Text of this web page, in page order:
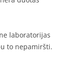
laboratorijas
to nepamiršti.